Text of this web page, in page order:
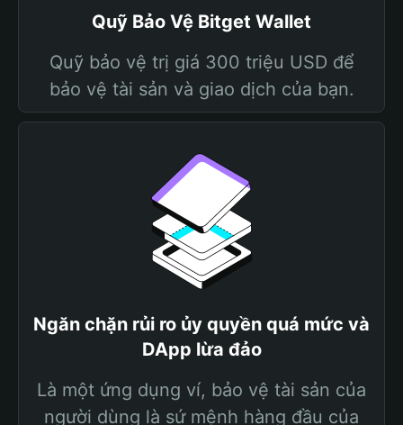
Quỹ Bảo Vệ Bitget Wallet
Quỹ bảo vệ trị giá 300 triệu USD để
bảo vệ tài sản và giao dịch của bạn.
Ngăn chặn rủi ro ủy quyền quá mức và
DApp lừa đảo
Là một ứng dụng ví, bảo vệ tài sản của
người dùng là sứ mệnh hàng đầu của